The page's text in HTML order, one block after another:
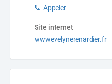
Appeler
Site internet
wwwevelynerenardier.fr